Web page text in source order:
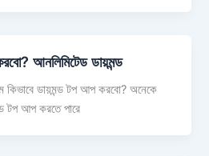
আনলিমিটেড ডায়মন্ড
কিভাবে ডায়মন্ড টপ আপ করবো? অনেকে
টপ আপ করতে পারে